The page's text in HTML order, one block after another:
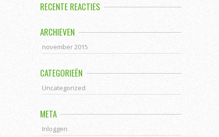
RECENTE REACTIES
ARCHIEVEN
november 2015
CATEGORIEËN
Uncategorized
META
Inloggen